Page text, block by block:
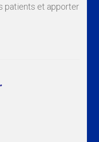
patients et apporter